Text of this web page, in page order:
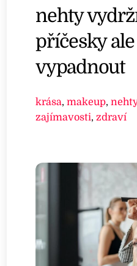
nehty
příčesky
vypadnout
krása,makeup,
zajímavosti, zdraví